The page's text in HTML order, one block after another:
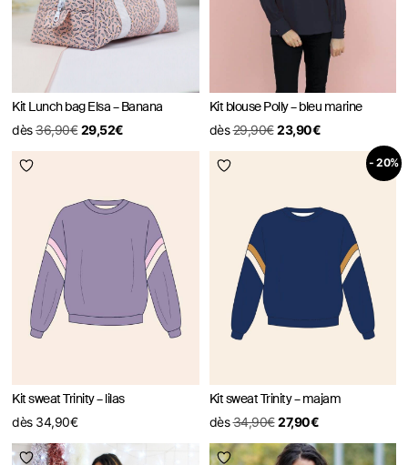
Kit Lunch bag Elsa – Banana
dès36,90€ 29,52€
Kit blouse Polly – bleu marine
dès29,90€ 23,90€
Kit sweat Trinity – lilas
dès 34,90€
- 20%
Kit sweat Trinity – majam
dès34,90€ 27,90€